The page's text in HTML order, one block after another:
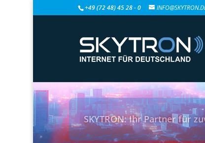
+49 (72 48) 45 28 - 0
SKYTRON: Ihr Partner für